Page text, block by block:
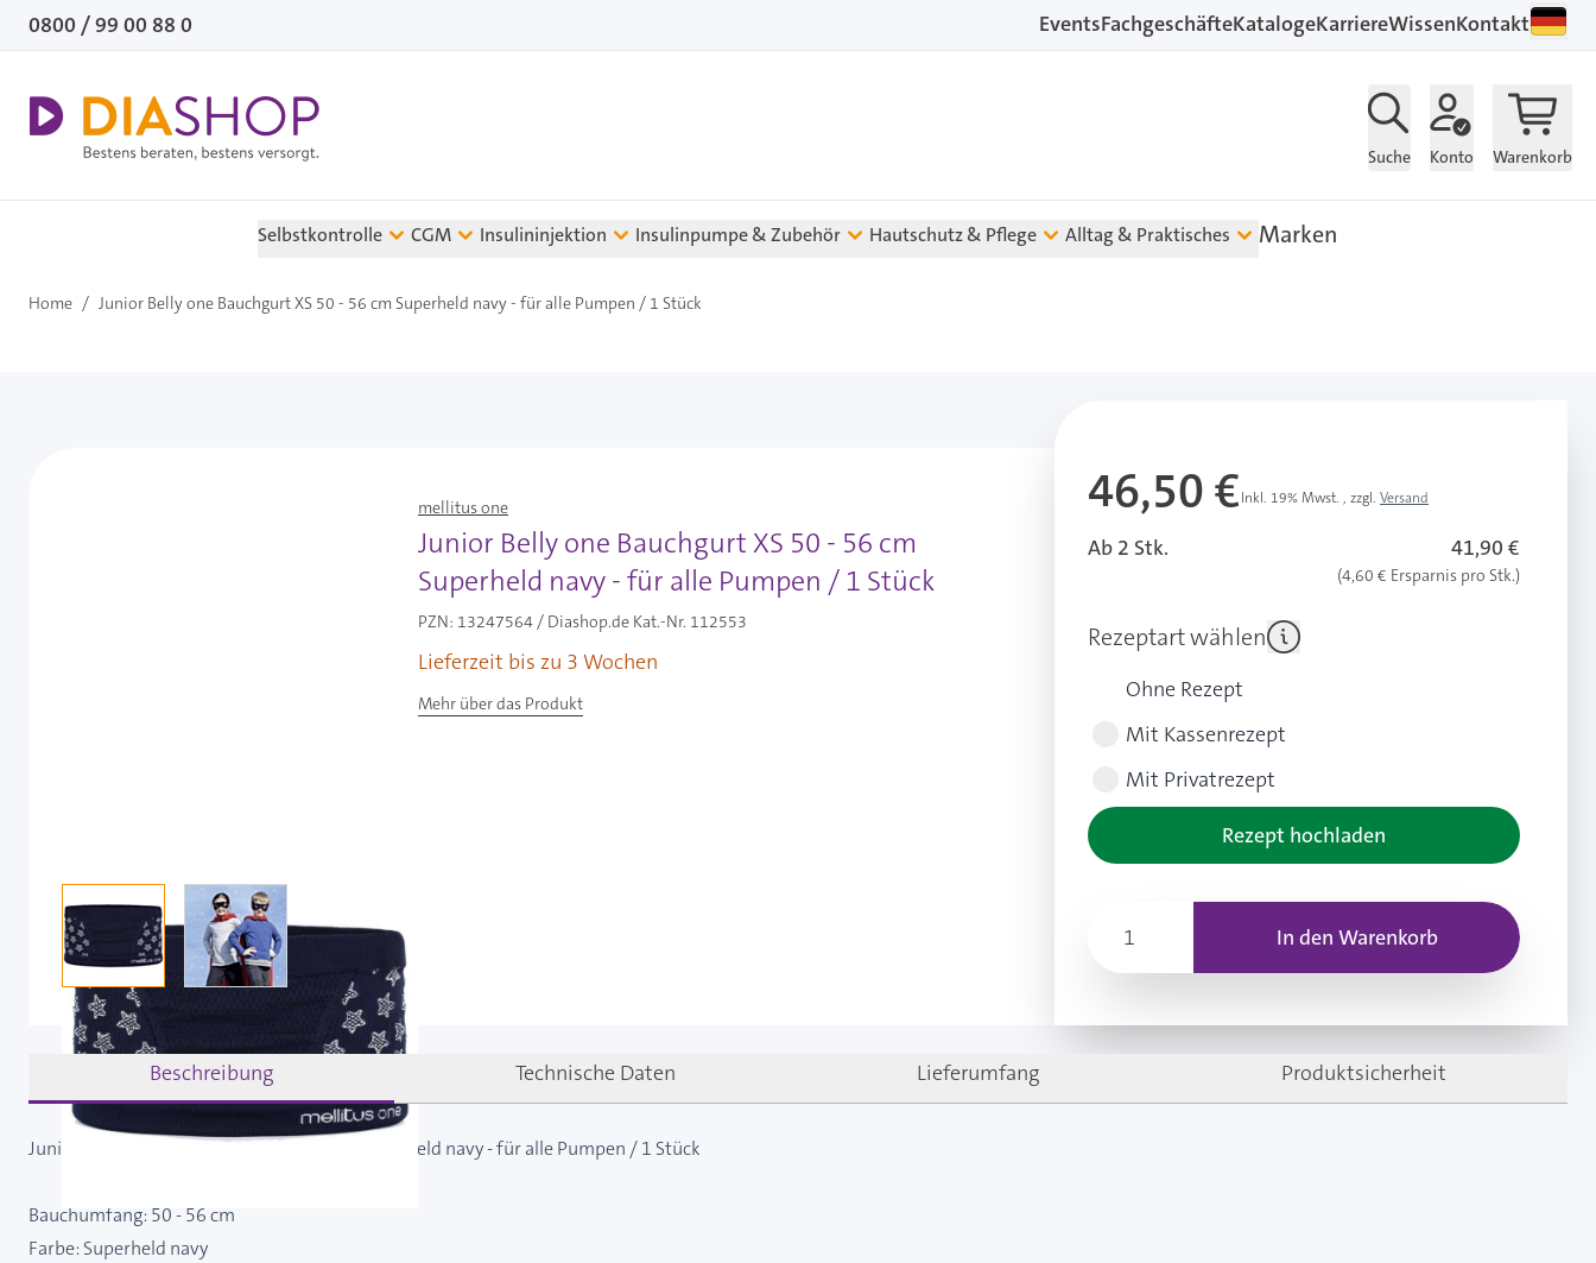
Direkt zum Inhalt
0800 / 99 00 88 0 EventsFachgeschäfteKatalogeKarriereWissenKontakt
Suche Konto Warenkorb
Selbstkontrolle CGM Insulininjektion Insulinpumpe & Zubehör Hautschutz & Pflege Alltag & Praktisches Marken
Home / Junior Belly one Bauchgurt XS 50 - 56 cm Superheld navy - für alle Pumpen / 1 Stück
View larger imageView larger image
mellitus one
Junior Belly one Bauchgurt XS 50 - 56 cm
Superheld navy - für alle Pumpen / 1 Stück
PZN: 13247564 / Diashop.de Kat.-Nr. 112553
Lieferzeit bis zu 3 Wochen
Mehr über das Produkt
46,50 €Inkl. 19% Mwst. , zzgl. Versand
Ab 2 Stk. 41,90 €
(4,60 € Ersparnis pro Stk.)
Rezeptart wählen
Ohne Rezept
Mit Kassenrezept
Mit Privatrezept
Rezept hochladen
In den Warenkorb
Beschreibung Technische Daten Lieferumfang Produktsicherheit
Junior Belly one Bauchgurt XS 50 - 56 cm Superheld navy - für alle Pumpen / 1 Stück
Bauchumfang: 50 - 56 cm
Farbe: Superheld navy